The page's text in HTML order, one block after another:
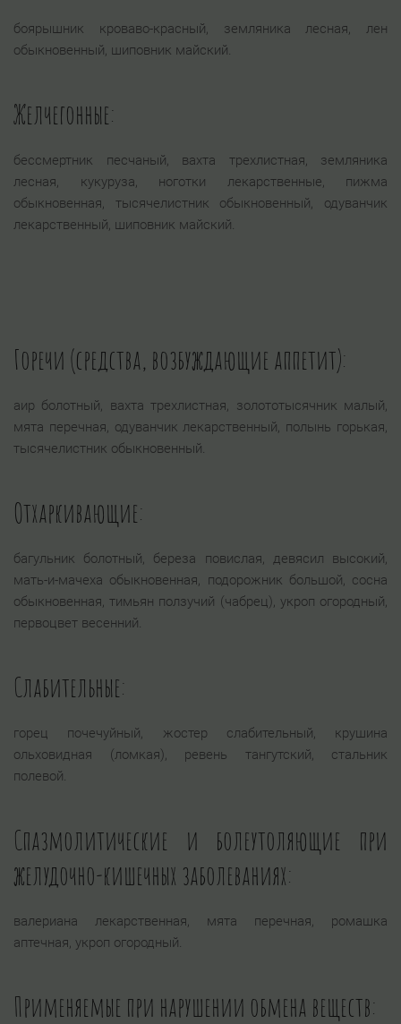
боярышник кроваво-красный, земляника лесная, лен
обыкновенный, шиповник майский.
Желчегонные:
бессмертник песчаный, вахта трехлистная, земляника
лесная, кукуруза, ноготки лекарственные, пижма
обыкновенная, тысячелистник обыкновенный, одуванчик
лекарственный, шиповник майский.
Горечи (средства, возбуждающие аппетит):
аир болотный, вахта трехлистная, золототысячник малый,
мята перечная, одуванчик лекарственный, полынь горькая,
тысячелистник обыкновенный.
Отхаркивающие:
багульник болотный, береза повислая, девясил высокий,
мать-и-мачеха обыкновенная, подорожник большой, сосна
обыкновенная, тимьян ползучий (чабрец), укроп огородный,
первоцвет весенний.
Слабительные:
горец почечуйный, жостер слабительный, крушина
ольховидная (ломкая), ревень тангутский, стальник
полевой.
Спазмолитические и болеутоляющие при
желудочно-кишечных заболеваниях:
валериана лекарственная, мята перечная, ромашка
аптечная, укроп огородный.
Применяемые при нарушении обмена веществ: